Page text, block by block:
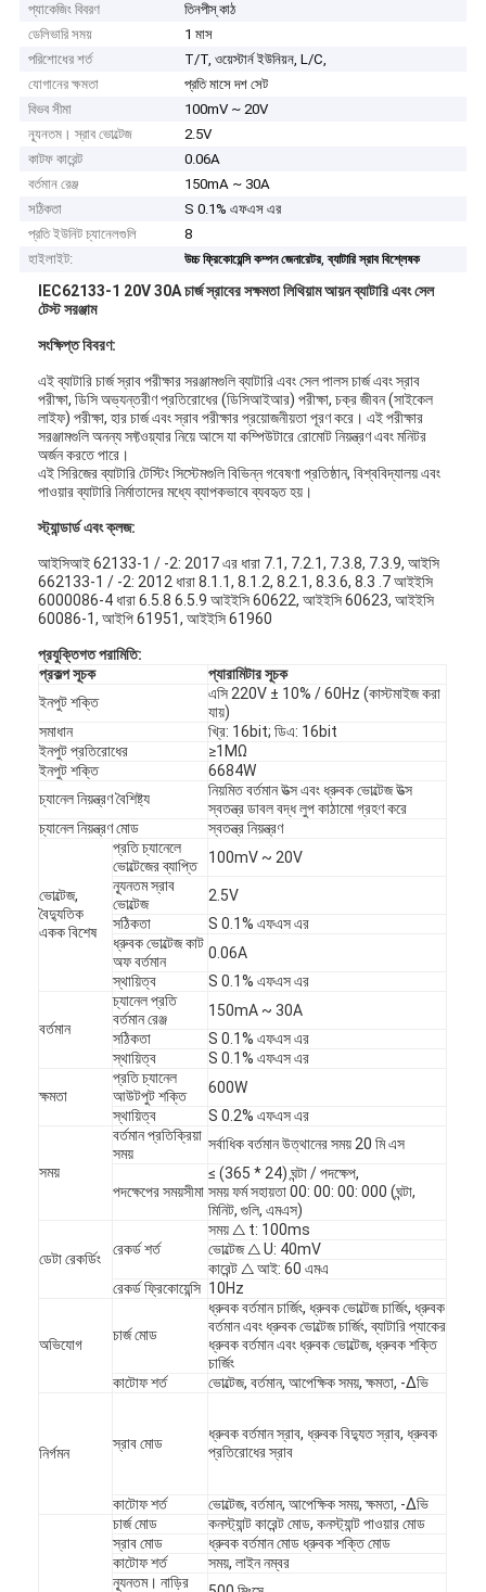
প্যাকেজিং বিবরণ
তিনপীস্ কাঠ
ডেলিভারি সময়
1 মাস
পরিশোধের শর্ত
T/T, ওয়েস্টার্ন ইউনিয়ন, L/C,
যোগানের ক্ষমতা
প্রতি মাসে দশ সেট
বিভব সীমা
100mV ~ 20V
ন্যূনতম। স্রাব ভোল্টেজ
2.5V
কাটফ কারেন্ট
0.06A
বর্তমান রেঞ্জ
150mA ~ 30A
সঠিকতা
S 0.1% এফএস এর
প্রতি ইউনিট চ্যানেলগুলি
8
হাইলাইট:
উচ্চ ফ্রিকোয়েন্সি কম্পন জেনারেটর,ব্যাটারি স্রাব বিশ্লেষক
IEC62133-1 20V 30A চার্জ স্রাবের সক্ষমতা লিথিয়াম আয়ন ব্যাটারি এবং সেল
টেস্ট সরঞ্জাম
সংক্ষিপ্ত বিবরণ:
এই ব্যাটারি চার্জ স্রাব পরীক্ষার সরঞ্জামগুলি ব্যাটারি এবং সেল পালস চার্জ এবং স্রাব
পরীক্ষা, ডিসি অভ্যন্তরীণ প্রতিরোধের (ডিসিআইআর) পরীক্ষা, চক্র জীবন (সাইকেল
লাইফ) পরীক্ষা, হার চার্জ এবং স্রাব পরীক্ষার প্রয়োজনীয়তা পূরণ করে। এই পরীক্ষার
সরঞ্জামগুলি অনন্য সফ্টওয়্যার নিয়ে আসে যা কম্পিউটারে রোমোট নিয়ন্ত্রণ এবং মনিটর
অর্জন করতে পারে।
এই সিরিজের ব্যাটারি টেস্টিং সিস্টেমগুলি বিভিন্ন গবেষণা প্রতিষ্ঠান, বিশ্ববিদ্যালয় এবং
পাওয়ার ব্যাটারি নির্মাতাদের মধ্যে ব্যাপকভাবে ব্যবহৃত হয়।
স্ট্যান্ডার্ড এবং ক্লজ:
আইসিআই 62133-1 / -2: 2017 এর ধারা 7.1, 7.2.1, 7.3.8, 7.3.9, আইসি
662133-1 / -2: 2012 ধারা 8.1.1, 8.1.2, 8.2.1, 8.3.6, 8.3 .7 আইইসি
6000086-4 ধারা 6.5.8 6.5.9 আইইসি 60622, আইইসি 60623, আইইসি
60086-1, আইপি 61951, আইইসি 61960
প্রযুক্তিগত পরামিতি:
প্রকল্প সূচক
প্যারামিটার সূচক
ইনপুট শক্তি
এসি 220V ± 10% / 60Hz (কাস্টমাইজ করা
যায়)
সমাধান
খ্রি: 16bit; ডিএ: 16bit
ইনপুট প্রতিরোধের
≥1MΩ
ইনপুট শক্তি
6684W
চ্যানেল নিয়ন্ত্রণ বৈশিষ্ট্য
নিয়মিত বর্তমান উত্স এবং ধ্রুবক ভোল্টেজ উত্স
স্বতন্ত্র ডাবল বদ্ধ লুপ কাঠামো গ্রহণ করে
চ্যানেল নিয়ন্ত্রণ মোড
স্বতন্ত্র নিয়ন্ত্রণ
ভোল্টেজ,
বৈদ্যুতিক
একক বিশেষ
প্রতি চ্যানেলে
ভোল্টেজের ব্যাপ্তি
100mV ~ 20V
ন্যূনতম স্রাব
ভোল্টেজ
2.5V
সঠিকতা
S 0.1% এফএস এর
ধ্রুবক ভোল্টেজ কাট
অফ বর্তমান
0.06A
স্থায়িত্ব
S 0.1% এফএস এর
বর্তমান
চ্যানেল প্রতি
বর্তমান রেঞ্জ
150mA ~ 30A
সঠিকতা
S 0.1% এফএস এর
স্থায়িত্ব
S 0.1% এফএস এর
ক্ষমতা
প্রতি চ্যানেল
আউটপুট শক্তি
600W
স্থায়িত্ব
S 0.2% এফএস এর
সময়
বর্তমান প্রতিক্রিয়া
সময়
সর্বাধিক বর্তমান উত্থানের সময় 20 মি এস
পদক্ষেপের সময়সীমা
≤ (365 * 24) ঘন্টা / পদক্ষেপ,
সময় ফর্ম সহায়তা 00: 00: 00: 000 (ঘন্টা,
মিনিট, গুলি, এমএস)
ডেটা রেকর্ডিং
রেকর্ড শর্ত
সময় △ t: 100ms
ভোল্টেজ △ U: 40mV
কারেন্ট △ আই: 60 এমএ
রেকর্ড ফ্রিকোয়েন্সি 10Hz
অভিযোগ
চার্জ মোড
ধ্রুবক বর্তমান চার্জিং, ধ্রুবক ভোল্টেজ চার্জিং, ধ্রুবক
বর্তমান এবং ধ্রুবক ভোল্টেজ চার্জিং, ব্যাটারি প্যাকের
ধ্রুবক বর্তমান এবং ধ্রুবক ভোল্টেজ, ধ্রুবক শক্তি
চার্জিং
কাটোফ শর্ত
ভোল্টেজ, বর্তমান, আপেক্ষিক সময়, ক্ষমতা, -Δভি
নির্গমন
স্রাব মোড
ধ্রুবক বর্তমান স্রাব, ধ্রুবক বিদ্যুত স্রাব, ধ্রুবক
প্রতিরোধের স্রাব
কাটোফ শর্ত ভোল্টেজ, বর্তমান, আপেক্ষিক সময়, ক্ষমতা, -Δভি
চার্জ মোড
কনস্ট্যান্ট কারেন্ট মোড, কনস্ট্যান্ট পাওয়ার মোড
স্রাব মোড
ধ্রুবক বর্তমান মোড ধ্রুবক শক্তি মোড
কাটোফ শর্ত
সময়, লাইন নম্বর
ন্যূনতম। নাড়ির